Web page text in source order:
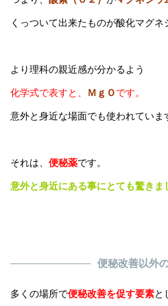
くっついて出来たものが酸化マグネ
より理科の親近感が分かるよう
化学式で表すと、 ＭｇＯです。
意外と身近な場面でも使われていま
それは、 便秘薬です。
意外と身近にある事にとても驚きま
便秘改善以外
多くの場所で便秘改善を促す要素と